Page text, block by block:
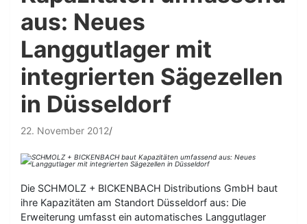
aus: Neues
Langgutlager mit
integrierten Sägezellen
in Düsseldorf
22. November 2012
Die SCHMOLZ + BICKENBACH Distributions GmbH baut
ihre Kapazitäten am Standort Düsseldorf aus: Die
Erweiterung umfasst ein automatisches Langgutlager